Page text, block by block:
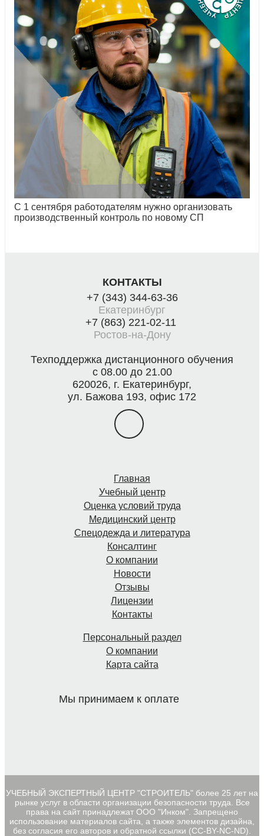
С 1 сентября работодателям нужно организовать
производственный контроль по новому СП
КОНТАКТЫ
+7 (343) 344-63-36
Екатеринбург
+7 (863) 221-02-11
Ростов-на-Дону
Техподдержка дистанционного обучения
с 08.00 до 21.00
620026, г. Екатеринбург,
ул. Бажова 193, офис 172
Главная
Учебный центр
Оценка условий труда
Медицинский центр
Спецодежда и литература
Консалтинг
О компании
Новости
Отзывы
Лицензии
Контакты
Персональный раздел
О компании
Карта сайта
Мы принимаем к оплате
УЧЕБНЫЙ ЭКСПЕРТНЫЙ ЦЕНТР "СТРОИТЕЛЬ" более 25 лет на
рынке услуг в области организации безопасности труда. Все
права на сайт принадлежат ООО "Инком". Запрещено
использование материалов сайта, а также элементов дизайна,
без согласия его авторов и обратной ссылки (CC-BY-NC-ND).